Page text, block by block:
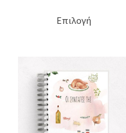
Επιλογή